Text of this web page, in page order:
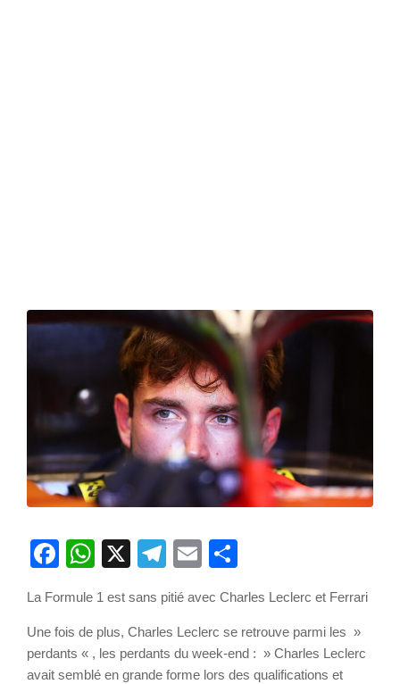
Facebook
WhatsApp
X Telegram
Email
La Formule 1 est sans pitié avec Charles Leclerc et Ferrari
Une fois de plus, Charles Leclerc se retrouve parmi les »
perdants « , les perdants du week-end : » Charles Leclerc
avait semblé en grande forme lors des qualifications et